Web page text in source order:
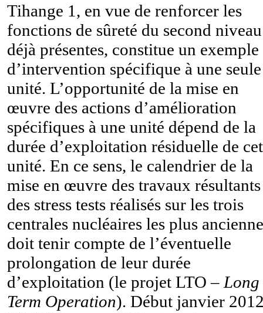
Tihange 1, en vue de renforcer les
fonctions de sûreté du second niveau
déjà présentes, constitue un exemple
d’intervention spécifique à une seule
unité. L’opportunité de la mise en
œuvre des actions d’amélioration
spécifiques à une unité dépend de la
durée d’exploitation résiduelle de
unité. En ce sens, le calendrier de la
mise en œuvre des travaux résultants
des stress tests réalisés sur les trois
centrales nucléaires les plus
doit tenir compte de l’éventuelle
prolongation de leur durée
d’exploitation (le projet LTO – Long
Term Operation). Début janvier